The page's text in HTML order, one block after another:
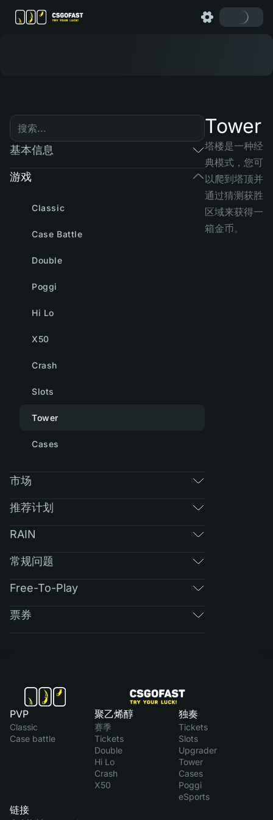
基本信息
游戏
Classic
Case Battle
Double
Poggi
Hi Lo
X50
Crash
Slots
Tower
Cases
市场
推荐计划
RAIN
常规问题
Free-To-Play
票券
Tower
塔楼是一种经
典模式，您可
以爬到塔顶并
通过猜测获胜
区域来获得一
箱金币。
PVP
Classic
Case battle
聚乙烯醇
赛季
Tickets
Double
Hi Lo
Crash
X50
独奏
Tickets
Slots
Upgrader
Tower
Cases
Poggi
eSports
链接